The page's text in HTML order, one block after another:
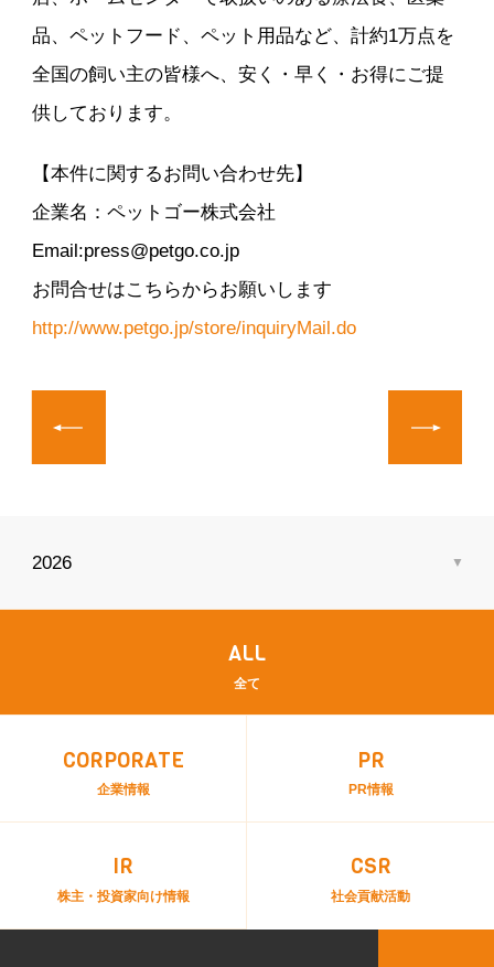
品、ペットフード、ペット用品など、計約1万点を
全国の飼い主の皆様へ、安く・早く・お得にご提
供しております。
【本件に関するお問い合わせ先】
企業名：ペットゴー株式会社
Email:press@petgo.co.jp
お問合せはこちらからお願いします
http://www.petgo.jp/store/inquiryMail.do
ALL
全て
CORPORATE
企業情報
PR
PR情報
IR
株主・投資家向け情報
CSR
社会貢献活動